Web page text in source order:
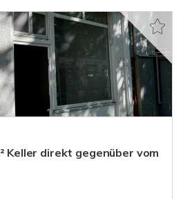
Keller direkt gegenüber vom